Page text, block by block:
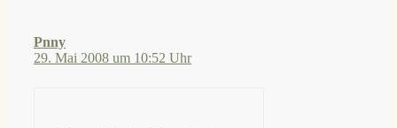
Pnny
29. Mai 2008 um 10:52 Uhr